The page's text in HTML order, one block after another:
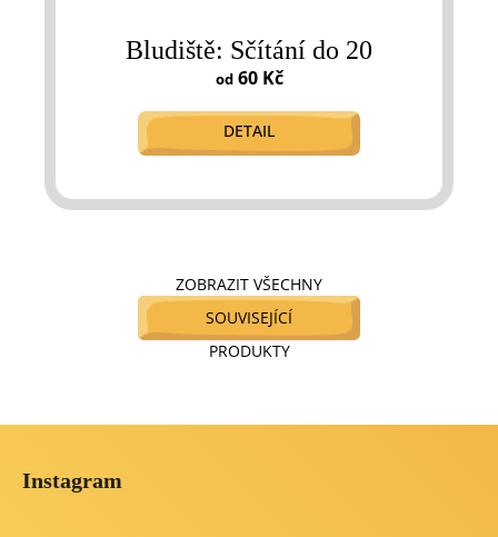
Bludiště: Sčítání do 20
od60 Kč
DETAIL
ZOBRAZIT VŠECHNY
SOUVISEJÍCÍ
PRODUKTY
Instagram